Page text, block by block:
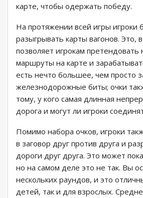
карте, чтобы одержать победу.
На протяжении всей игры игроки
разыгрывать карты вагонов. Это,
позволяет игрокам
маршруты на карте и
есть нечто большее, чем просто
железнодорожные биты; очки
тому, у кого самая длинная
дорога и могут ли игроки
Помимо набора очков, игроки
в заговор друг против друга и
дороги друг друга. Это может
но на самом деле это не так. Вы
нескольких раундов, и это
детей, так и для взрослых.